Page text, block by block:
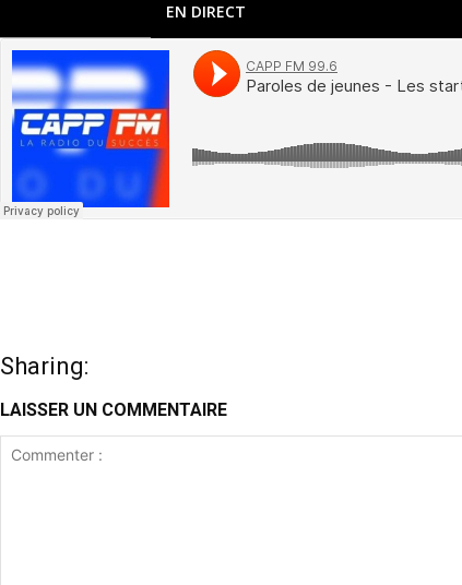
EN DIRECT
Sharing:
LAISSER UN COMMENTAIRE